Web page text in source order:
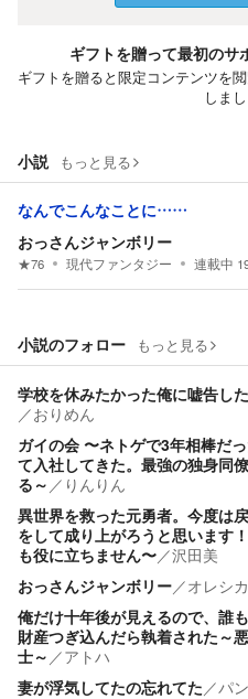
ギフトを贈って最初のサ
ギフトを贈ると限定コンテンツを
しまし
小説 もっと見る
なんでこんなことに……
おっさんジャンボリー
★76 現代ファンタジー 連載中
小説のフォロー もっと見る
学校を休みたかった俺に嘘告し
／おりめん
ガイの会 〜ネトゲで3年相棒だ
て入社してきた。最強の独身同
る～ ／ りんりん
異世界を救った元勇者。今度は
をして成り上がろうと思います
も役に立ちません〜／沢田美
おっさんジャンボリー／オレシカ
俺だけ十年後が見えるので、誰
財産つぎ込んだら執着された～
士～ ／アトハ
妻が浮気してたの忘れてた／パ